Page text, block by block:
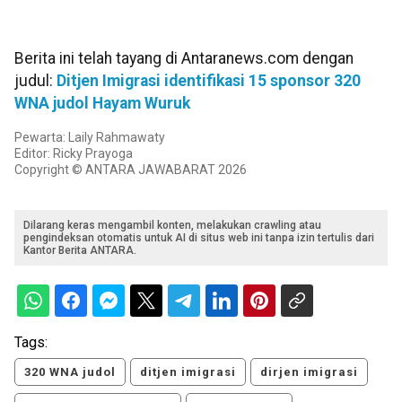
Berita ini telah tayang di Antaranews.com dengan
judul: Ditjen Imigrasi identifikasi 15 sponsor 320
WNA judol Hayam Wuruk
Pewarta: Laily Rahmawaty
Editor: Ricky Prayoga
Copyright © ANTARA JAWABARAT 2026
Dilarang keras mengambil konten, melakukan crawling atau
pengindeksan otomatis untuk AI di situs web ini tanpa izin tertulis dari
Kantor Berita ANTARA.
Tags:
320 WNA judol ditjen imigrasi dirjen imigrasi